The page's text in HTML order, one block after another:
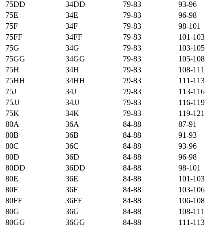
75DD
34DD 79-83
93-96
75E
34E 79-83
96-98
75F
34F 79-83
98-101
75FF
34FF 79-83
101-103
75G
34G 79-83
103-105
75GG
34GG 79-83
105-108
75H
34H 79-83
108-111
75HH
34HH 79-83
111-113
75J
34J 79-83
113-116
75JJ
34JJ 79-83
116-119
75K
34K 79-83
119-121
80А
36А 84-88
87-91
80B
36B 84-88
91-93
80C
36C 84-88
93-96
80D
36D 84-88
96-98
80DD
36DD 84-88
98-101
80E
36E 84-88
101-103
80F
36F 84-88
103-106
80FF
36FF 84-88
106-108
80G
36G 84-88
108-111
80GG
36GG 84-88
111-113